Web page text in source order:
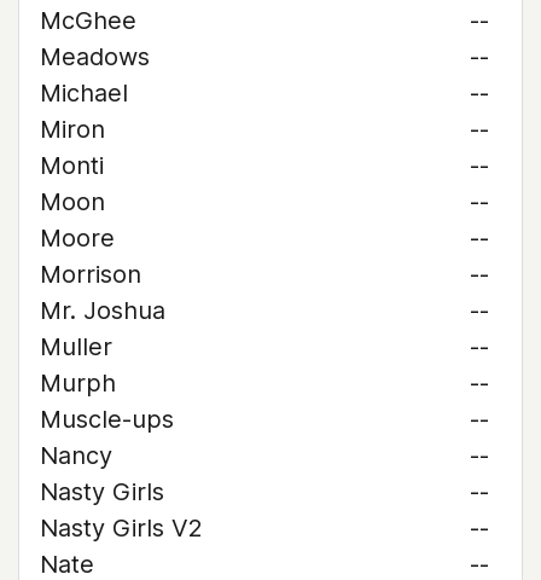
McGhee
--
Meadows
--
Michael
--
Miron
--
Monti
--
Moon
--
Moore
--
Morrison
--
Mr. Joshua
--
Muller
--
Murph
--
Muscle-ups
--
Nancy
--
Nasty Girls
--
Nasty Girls V2
--
Nate
--